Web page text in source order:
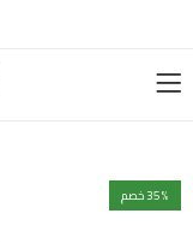
35% خصم